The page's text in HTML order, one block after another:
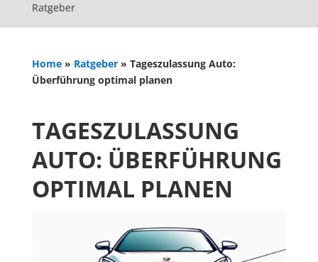
Ratgeber
Home» Ratgeber» Tageszulassung Auto:
Überführung optimal planen
TAGESZULASSUNG
AUTO: ÜBERFÜHRUNG
OPTIMAL PLANEN